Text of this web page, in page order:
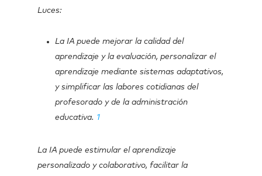
Luces:
La IA puede mejorar la calidad del
aprendizaje y la evaluación, personalizar el
aprendizaje mediante sistemas adaptativos,
y simplificar las labores cotidianas del
profesorado y de la administración
educativa. 1
La IA puede estimular el aprendizaje
personalizado y colaborativo, facilitar la